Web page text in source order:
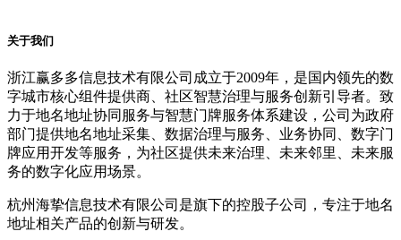
关于我们
浙江赢多多信息技术有限公司成立于2009年，是国内领先的数
字城市核心组件提供商、社区智慧治理与服务创新引导者。致
力于地名地址协同服务与智慧门牌服务体系建设，公司为政府
部门提供地名地址采集、数据治理与服务、业务协同、数字门
牌应用开发等服务，为社区提供未来治理、未来邻里、未来服
务的数字化应用场景。
杭州海挚信息技术有限公司是旗下的控股子公司，专注于地名
地址相关产品的创新与研发。